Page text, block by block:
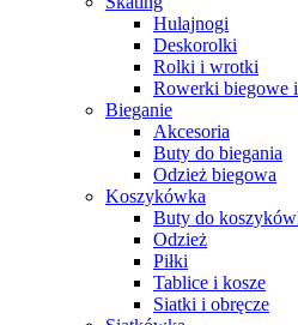
Hulajnogi
Deskorolki
Rolki i wrotki
Rowerki biegowe
Bieganie
Akcesoria
Buty do biegania
Odzież biegowa
Koszykówka
Buty do
Odzież
Piłki
Tablice i kosze
Siatki i obręcze